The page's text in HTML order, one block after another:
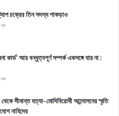
চক্রের তিন সদস্য পাকড়াও
কার্ড’ আর বন্ধুত্বপূর্ণ সম্পর্ক একসঙ্গে যায় না :
সীমান্ত হত্যা-মোদিবিরোধী আন্দোলনের স্মৃতি
নাহিদের